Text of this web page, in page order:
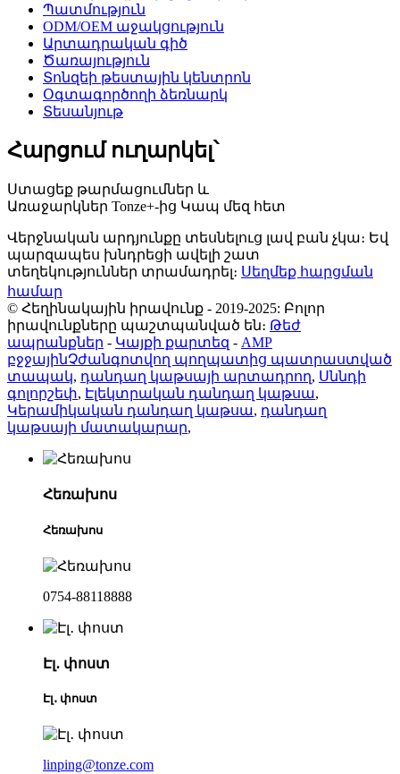
Պատմություն
ODM/OEM աջակցություն
Արտադրական գիծ
Ծառայություն
Տոնզեի թեստային կենտրոն
Օգտագործողի ձեռնարկ
Տեսանյութ
Հարցում ուղարկել՝
Ստացեք թարմացումներ և
Առաջարկներ Tonze+-ից Կապ մեզ հետ
Վերջնական արդյունքը տեսնելուց լավ բան չկա։ Եվ
պարզապես խնդրեցի ավելի շատ
տեղեկություններ տրամադրել։ Սեղմեք հարցման
համար
© Հեղինակային իրավունք - 2019-2025: Բոլոր
իրավունքները պաշտպանված են։ Թեժ
ապրանքներ - Կայքի քարտեզ - AMP
բջջայինՉժանգոտվող պողպատից պատրաստված
տապակ, դանդաղ կաթսայի արտադրող, Սննդի
գոլորշեփ, Էլեկտրական դանդաղ կաթսա,
Կերամիկական դանդաղ կաթսա, դանդաղ
կաթսայի մատակարար,
Հեռախոս
Հեռախոս
0754-88118888
Էլ․ փոստ
Էլ․ փոստ
linping@tonze.com